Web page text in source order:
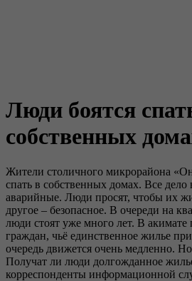
Люди боятся
собственных
Жители столичного микрорайона
спать в собственных домах. Все дело
аварийные. Люди просят, чтобы их
другое – безопасное. В очереди на
люди стоят уже много лет. В акимате
граждан, чьё единственное жилье
очередь движется очень медленно.
Получат ли люди долгожданное
корреспонденты информационной